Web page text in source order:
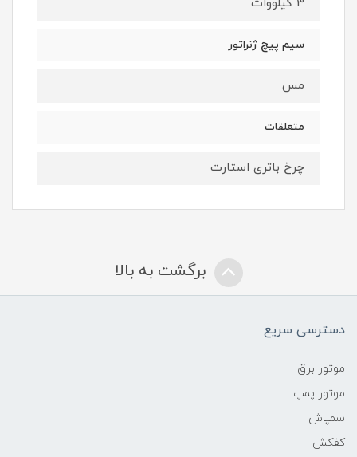
سیم پیچ ژنراتور
مس
متعلقات
چرخ باتری استارت
برگشت به بالا
دسترسی سریع
موتور برق
موتور پمپ
سمپاش
کفکش